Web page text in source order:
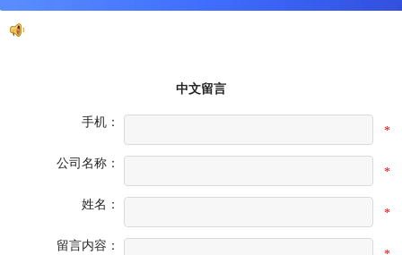
中文留言
手机：
*
公司名称：
*
姓名：
*
留言内容：